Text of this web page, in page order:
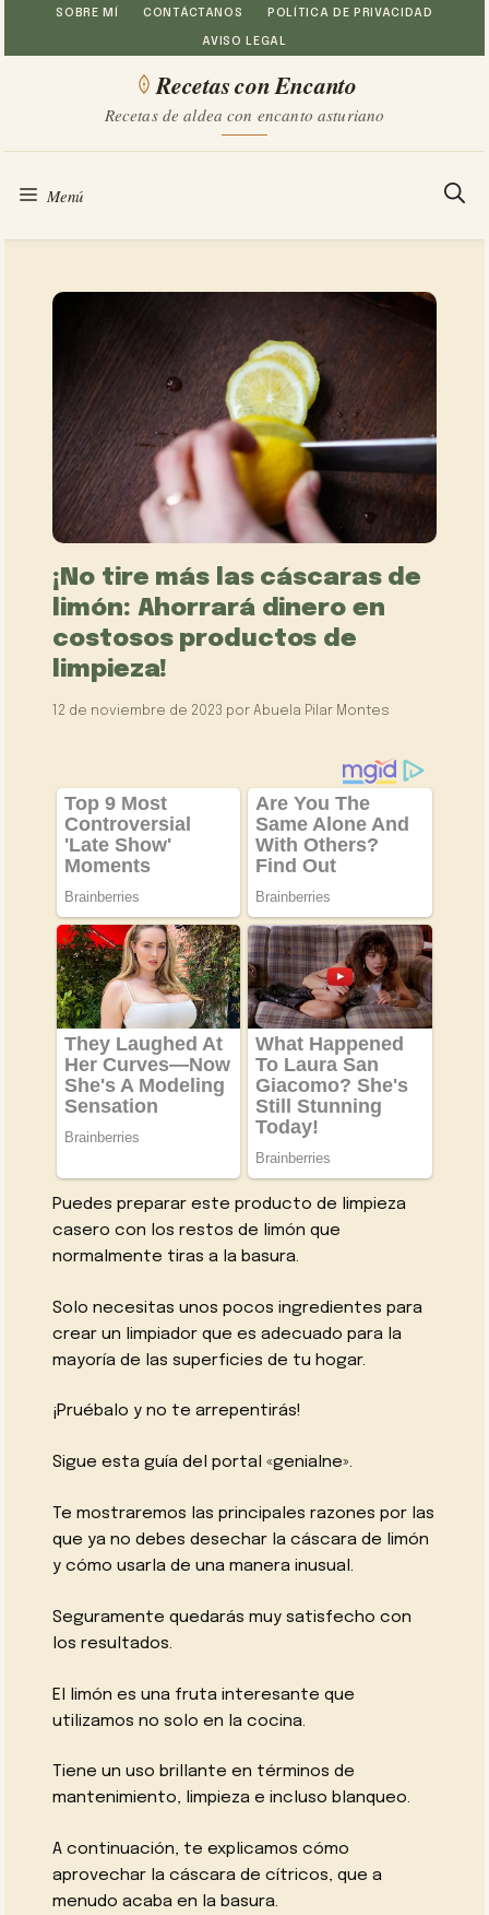
Saltar
al
SOBRE MÍ CONTÁCTANOS POLÍTICA DE PRIVACIDAD
AVISO LEGAL
Recetas con Encanto
Recetas de aldea con encanto asturiano
Menú
¡No tire más las cáscaras de
limón: Ahorrará dinero en
costosos productos de
limpieza!
12 de noviembre de 2023 por Abuela Pilar Montes
Puedes preparar este producto de limpieza
casero con los restos de limón que
normalmente tiras a la basura.
Solo necesitas unos pocos ingredientes para
crear un limpiador que es adecuado para la
mayoría de las superficies de tu hogar.
¡Pruébalo y no te arrepentirás!
Sigue esta guía del portal «genialne».
Te mostraremos las principales razones por las
que ya no debes desechar la cáscara de limón
y cómo usarla de una manera inusual.
Seguramente quedarás muy satisfecho con
los resultados.
El limón es una fruta interesante que
utilizamos no solo en la cocina.
Tiene un uso brillante en términos de
mantenimiento, limpieza e incluso blanqueo.
A continuación, te explicamos cómo
aprovechar la cáscara de cítricos, que a
menudo acaba en la basura.